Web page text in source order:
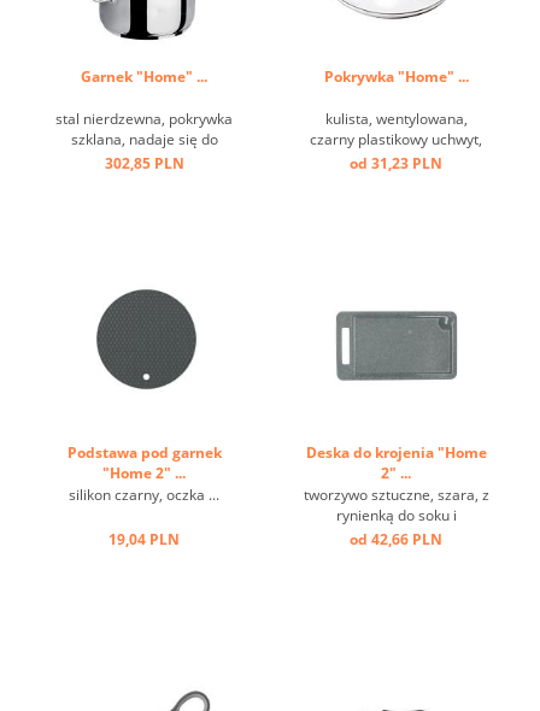
Garnek "Home" ...
stal nierdzewna, pokrywka
szklana, nadaje się do
indukcji ...
302,85 PLN
Pokrywka "Home" ...
kulista, wentylowana,
czarny plastikowy uchwyt,
szkło, obręcz ze stali
od 31,23 PLN
Podstawa pod garnek
"Home 2" ...
silikon czarny, oczka ...
19,04 PLN
Deska do krojenia "Home
2" ...
tworzywo sztuczne, szara, z
rynienką do soku i
uchwytem ...
od 42,66 PLN